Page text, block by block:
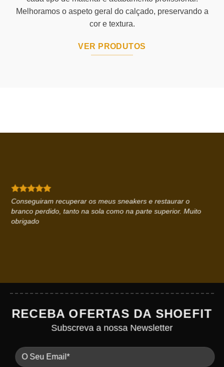
Melhoramos o aspeto geral do calçado, preservando a
cor e textura.
VER PRODUTOS
Conseguiram recuperar os meus sneakers e restaurar o
branco perdido, tanto na sola como na parte superior. Muito
obrigado
RECEBA OFERTAS DA SHOEFIT
Subscreva a nossa Newsletter